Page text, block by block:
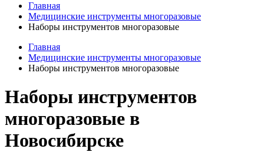
Главная
Медицинские инструменты многоразовые
Наборы инструментов многоразовые
Главная
Медицинские инструменты многоразовые
Наборы инструментов многоразовые
Наборы инструментов
многоразовые в
Новосибирске